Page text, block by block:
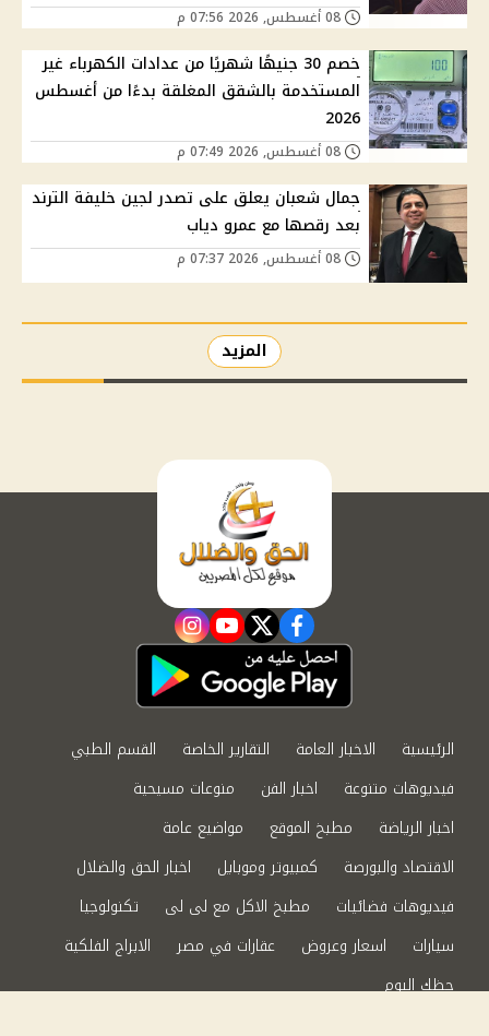
خصم 30 جنيهًا شهريًا من عدادات الكهرباء غير
المستخدمة بالشقق المغلقة بدءًا من أغسطس
2026
جمال شعبان يعلق على تصدر لجين خليفة الترند
بعد رقصها مع عمرو دياب
المزيد
facebook
twitter
youtube
instagram
الرئيسية الاخبار العامة التقارير الخاصة
القسم الطبي
فيديوهات متنوعة
اخبار الفن
منوعات مسيحية
اخبار الرياضة
مطبخ الموقع
مواضيع عامة
الاقتصاد والبورصة
كمبيوتر وموبايل
اخبار الحق والضلال
فيديوهات فضائيات
مطبخ الاكل مع لى لى
تكنولوجيا
سيارات
اسعار وعروض عقارات في مصر
الابراج الفلكية
حظك اليوم